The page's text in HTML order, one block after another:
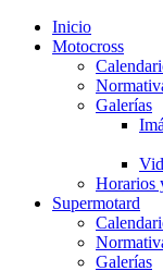
Inicio
Motocross
Galerías
Horarios
Supermotard
Galerías